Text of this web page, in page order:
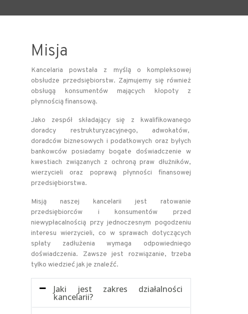
Misja
Kancelaria powstała z myślą o kompleksowej
obsłudze przedsiębiorstw. Zajmujemy się również
obsługą konsumentów mających kłopoty z
płynnością finansową.
Jako zespół składający się z kwalifikowanego
doradcy restrukturyzacyjnego, adwokatów,
doradców biznesowych i podatkowych oraz byłych
bankowców posiadamy bogate doświadczenie w
kwestiach związanych z ochroną praw dłużników,
wierzycieli oraz poprawą płynności finansowej
przedsiębiorstwa.
Misją naszej kancelarii jest ratowanie
przedsiębiorców i konsumentów przed
niewypłacalnością przy jednoczesnym pogodzeniu
interesu wierzycieli, co w sprawach dotyczących
spłaty zadłużenia wymaga odpowiedniego
doświadczenia. Zawsze jest rozwiązanie, trzeba
tylko wiedzieć jak je znaleźć.
Jaki jest zakres działalności
kancelarii?